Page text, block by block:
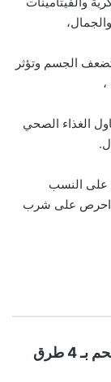
الجسم وتؤثر
الغذاء الصحي
على النسب
احرص على شرب
طريقة عمل البرياني باللحم بـ 4 طرق